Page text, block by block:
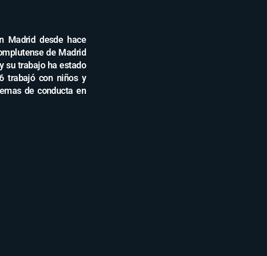
Madrid desde hace
de Madrid
su trabajo ha estado
trabajó con niños y
de conducta en